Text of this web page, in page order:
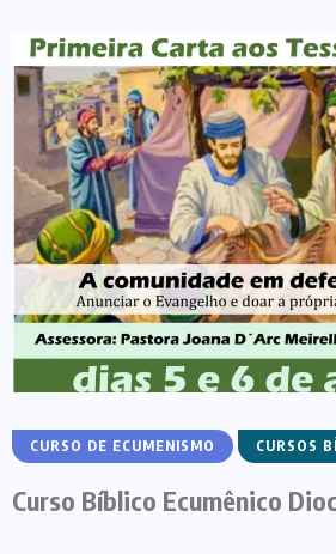
CURSO DE ECUMENISMO CURSOS
Curso Bíblico Ecumênico